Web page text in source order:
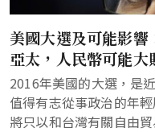
美國大選及可能影
亞太，人民幣可能大
2016年美國的大選，是
值得有志從事政治的年
將只以和台灣有關自由